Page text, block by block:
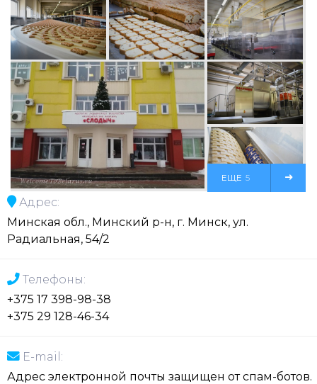
ЕЩЕ 5
Адрес:
Минская обл., Минский р-н, г. Минск, ул.
Радиальная, 54/2
Телефоны:
+375 17 398-98-38
+375 29 128-46-34
E-mail:
Адрес электронной почты защищен от спам-ботов.